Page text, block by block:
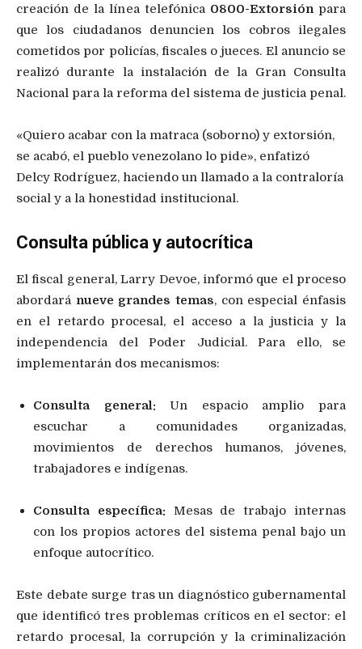
creación de la línea telefónica 0800-Extorsiónpara
que los ciudadanos denuncien los cobros ilegales
cometidos por policías, fiscales o jueces. El anuncio se
realizó durante la instalación de la Gran Consulta
Nacional para la reforma del sistema de justicia penal.
«Quiero acabar con la matraca (soborno) y extorsión,
se acabó, el pueblo venezolano lo pide», enfatizó
Delcy Rodríguez, haciendo un llamado a la contraloría
social y a la honestidad institucional.
Consulta pública y autocrítica
El fiscal general, Larry Devoe, informó que el proceso
abordará nueve grandes temas, con especial énfasis
en el retardo procesal, el acceso a la justicia y la
independencia del Poder Judicial. Para ello, se
implementarán dos mecanismos:
Consulta general: Un espacio amplio para
escuchar a comunidades organizadas,
movimientos de derechos humanos, jóvenes,
trabajadores e indígenas.
Consulta específica: Mesas de trabajo internas
con los propios actores del sistema penal bajo un
enfoque autocrítico.
Este debate surge tras un diagnóstico gubernamental
que identificó tres problemas críticos en el sector: el
retardo procesal, la corrupción y la criminalización